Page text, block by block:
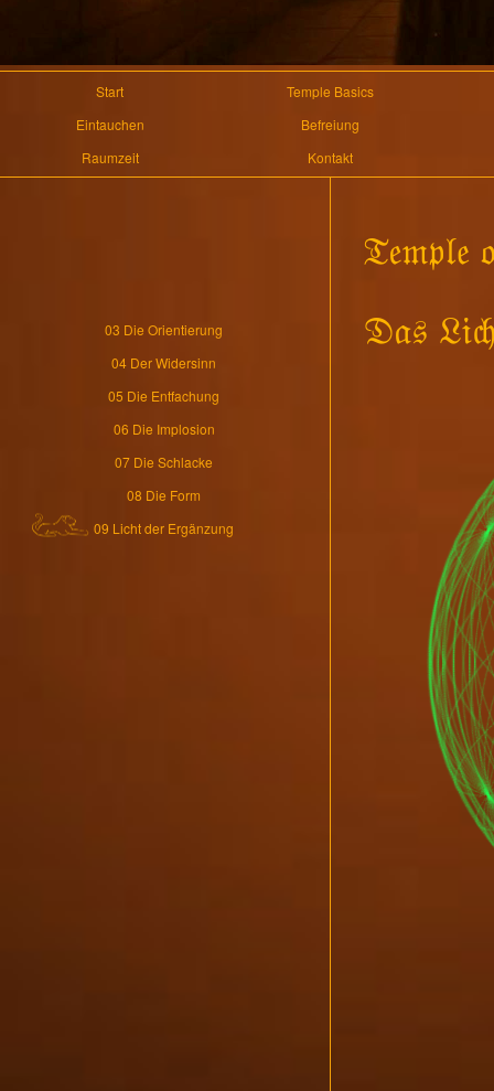
Start
Temple Basics
Eintauchen
Befreiung
Raumzeit
Kontakt
03 Die Orientierung
04 Der Widersinn
05 Die Entfachung
06 Die Implosion
07 Die Schlacke
08 Die Form
09 Licht der Ergänzung